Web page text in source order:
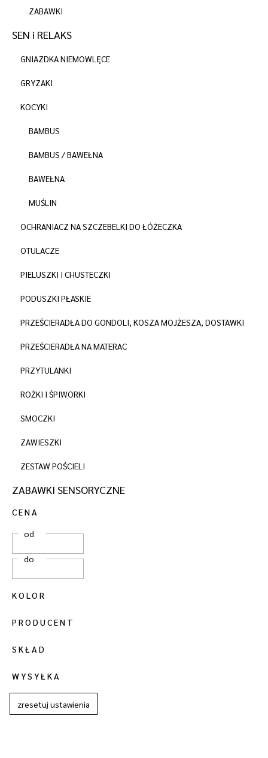
ZABAWKI
SEN i RELAKS
GNIAZDKA NIEMOWLĘCE
GRYZAKI
KOCYKI
BAMBUS
BAMBUS / BAWEŁNA
BAWEŁNA
MUŚLIN
OCHRANIACZ NA SZCZEBELKI DO ŁÓŻECZKA
OTULACZE
PIELUSZKI I CHUSTECZKI
PODUSZKI PŁASKIE
PRZEŚCIERADŁA DO GONDOLI, KOSZA MOJŻESZA, DOSTAWKI
PRZEŚCIERADŁA NA MATERAC
PRZYTULANKI
ROŻKI I ŚPIWORKI
SMOCZKI
ZAWIESZKI
ZESTAW POŚCIELI
ZABAWKI SENSORYCZNE
CENA
od
do
KOLOR
PRODUCENT
SKŁAD
WYSYŁKA
zresetuj ustawienia